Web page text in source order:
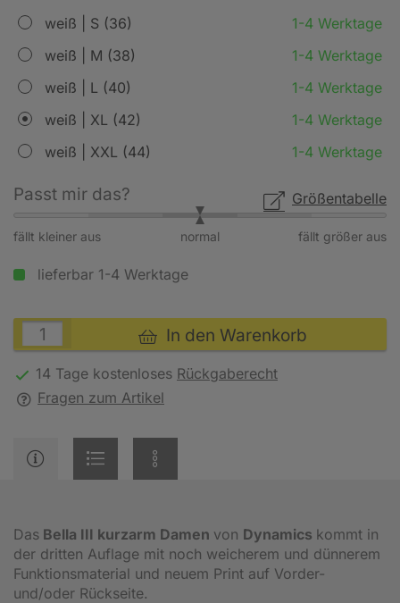
weiß | S (36)
1-4 Werktage
weiß | M (38)
1-4 Werktage
weiß | L (40)
1-4 Werktage
weiß | XL (42)
1-4 Werktage
weiß | XXL (44)
1-4 Werktage
Größentabelle
Passt mir das?
fällt kleiner aus fällt größer aus
normal
lieferbar 1-4 Werktage
In den Warenkorb
14 Tage kostenloses Rückgaberecht
Fragen zum Artikel
Das Bella III kurzarm Damen von Dynamics kommt in
der dritten Auflage mit noch weicherem und dünnerem
Funktionsmaterial und neuem Print auf Vorder-
und/oder Rückseite.